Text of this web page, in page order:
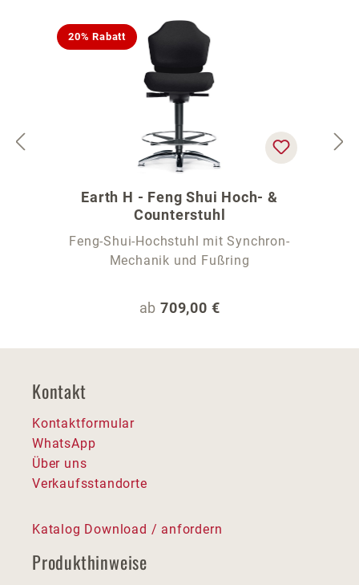
20% Rabatt
Earth H - Feng Shui Hoch- &
Counterstuhl
Feng-Shui-Hochstuhl mit Synchron-
Mechanik und Fußring
Regulärer Preis:
ab 709,00 €
Kontakt
Kontaktformular
WhatsApp
Über uns
Verkaufsstandorte
Katalog Download / anfordern
Produkthinweise